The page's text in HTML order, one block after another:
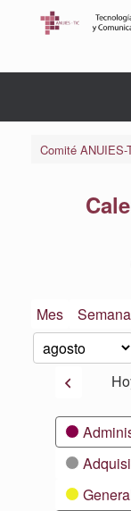
Comité ANUIES-
Mes Semana
Mes
Día
Año
Anterior
Categorías